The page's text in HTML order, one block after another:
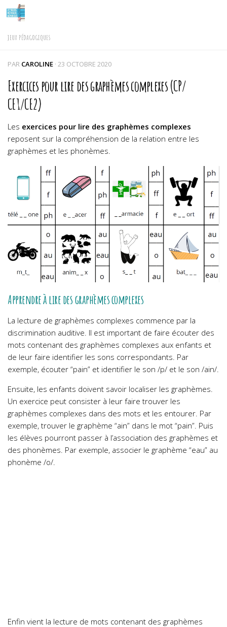
Skip to content
JEUX PÉDAGOGIQUES
PAR CAROLINE · 23 OCTOBRE 2020
Exercices pour lire des graphèmes complexes (CP/
CE1/CE2)
Les exercices pour lire des graphèmes complexes
reposent sur la compréhension de la relation entre les
graphèmes et les phonèmes.
Apprendre à lire des graphèmes complexes
La lecture de graphèmes complexes commence par la
discrimination auditive. Il est important de faire écouter des
mots contenant des graphèmes complexes aux enfants et
de leur faire identifier les sons correspondants. Par
exemple, écouter “pain” et identifier le son /p/ et le son /ain/.
Ensuite, les enfants doivent savoir localiser les graphèmes.
Un exercice peut consister à leur faire trouver les
graphèmes complexes dans des mots et les entourer. Par
exemple, trouver le graphème “ain” dans le mot “pain”. Puis
les élèves pourront passer à l’association des graphèmes et
des phonèmes. Par exemple, associer le graphème “eau” au
phonème /o/.
Enfin vient la lecture de mots contenant des graphèmes